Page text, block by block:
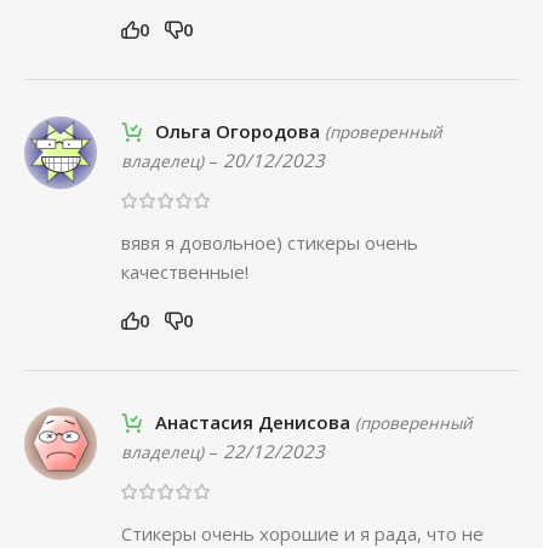
0 0
Ольга Огородова (проверенный
владелец) – 20/12/2023
вявя я довольное) стикеры очень
качественные!
0 0
Анастасия Денисова (проверенный
владелец) – 22/12/2023
Стикеры очень хорошие и я рада, что не